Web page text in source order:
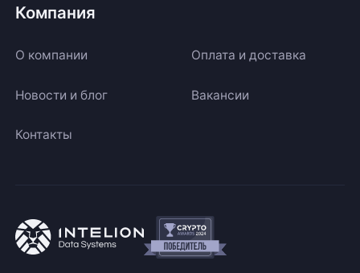
Компания
О компании Оплата и доставка
Новости и блог Вакансии
Контакты